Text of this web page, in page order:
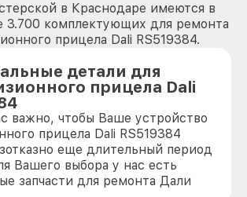
в Краснодаре имеются в
3.700 комплектующих для ремонта
прицела Dali RS519384.
детали для
прицела Dali
важно, чтобы Ваше устройство
прицела Dali RS519384
еще длительный период
Вашего выбора у нас есть
запчасти для ремонта Дали